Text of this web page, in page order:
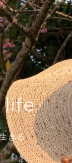
life
きる